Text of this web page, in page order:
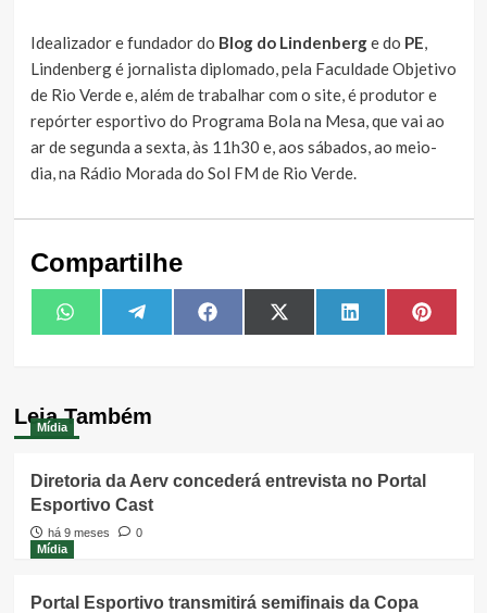
Idealizador e fundador do Blog do Lindenberge do PE,
Lindenberg é jornalista diplomado, pela Faculdade Objetivo
de Rio Verde e, além de trabalhar com o site, é produtor e
repórter esportivo do Programa Bola na Mesa, que vai ao
ar de segunda a sexta, às 11h30 e, aos sábados, ao meio-
dia, na Rádio Morada do Sol FM de Rio Verde.
Compartilhe
Share
on
WhatsAppShare
on
TelegramShare
on
FacebookShare
on
X
(Twitter)
Share
on
LinkedIn Share
on
Leia Também
Mídia
Diretoria da Aerv concederá entrevista no Portal
Esportivo Cast
há 9 meses
0
Mídia
Portal Esportivo transmitirá semifinais da Copa